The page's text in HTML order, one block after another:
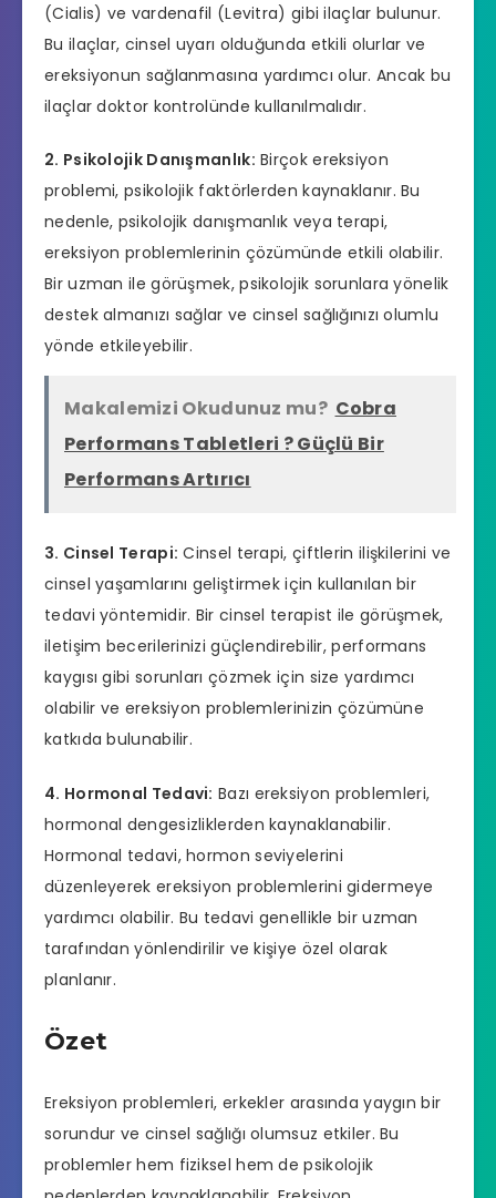
(Cialis) ve vardenafil (Levitra) gibi ilaçlar bulunur.
Bu ilaçlar, cinsel uyarı olduğunda etkili olurlar ve
ereksiyonun sağlanmasına yardımcı olur. Ancak bu
ilaçlar doktor kontrolünde kullanılmalıdır.
2. Psikolojik Danışmanlık: Birçokereksiyon
problemi, psikolojik faktörlerden kaynaklanır. Bu
nedenle, psikolojik danışmanlık veya terapi,
ereksiyon problemlerinin çözümünde etkili olabilir.
Bir uzman ile görüşmek, psikolojik sorunlara yönelik
destek almanızı sağlar ve cinsel sağlığınızı olumlu
yönde etkileyebilir.
Makalemizi Okudunuz mu? Cobra
Performans Tabletleri ? Güçlü Bir
Performans Artırıcı
3. Cinsel Terapi: Cinsel terapi, çiftlerin ilişkilerini ve
cinsel yaşamlarını geliştirmek için kullanılan bir
tedavi yöntemidir. Bir cinsel terapist ile görüşmek,
iletişim becerilerinizi güçlendirebilir, performans
kaygısı gibi sorunları çözmek için size yardımcı
olabilir ve ereksiyon problemlerinizin çözümüne
katkıda bulunabilir.
4. Hormonal Tedavi: Bazı ereksiyon problemleri,
hormonal dengesizliklerden kaynaklanabilir.
Hormonal tedavi, hormon seviyelerini
düzenleyerek ereksiyon problemlerini gidermeye
yardımcı olabilir. Bu tedavi genellikle bir uzman
tarafından yönlendirilir ve kişiye özel olarak
planlanır.
Özet
Ereksiyon problemleri, erkekler arasında yaygın bir
sorundur ve cinsel sağlığı olumsuz etkiler. Bu
problemler hem fiziksel hem de psikolojik